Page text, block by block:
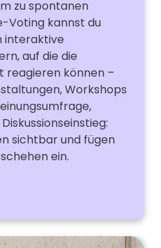
zu spontanen
Voting kannst du
interaktive
auf die die
reagieren können –
Workshops
sichtbar und fügen
ein.